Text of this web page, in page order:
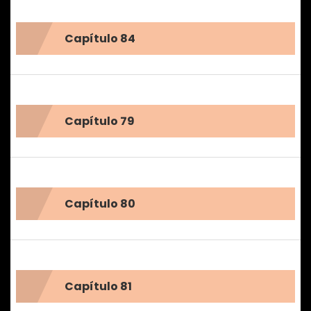
Capítulo 84
Capítulo 79
Capítulo 80
Capítulo 81